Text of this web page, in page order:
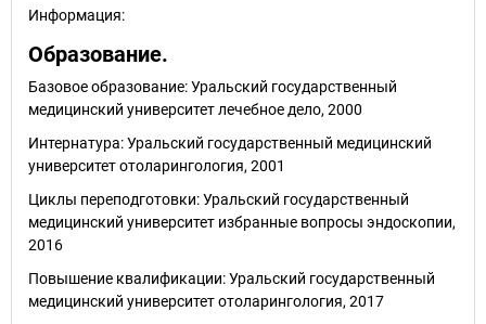
Информация:
Образование.
Базовое образование: Уральский государственный
медицинский университет лечебное дело, 2000
Интернатура: Уральский государственный медицинский
университет отоларингология, 2001
Циклы переподготовки: Уральский государственный
медицинский университет избранные вопросы эндоскопии,
2016
Повышение квалификации: Уральский государственный
медицинский университет отоларингология, 2017